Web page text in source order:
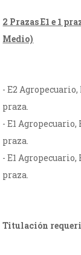
2 Prazas E1 e 1
Medio)
- E2
praza.
- E1
praza.
- E1
praza.
Titulación